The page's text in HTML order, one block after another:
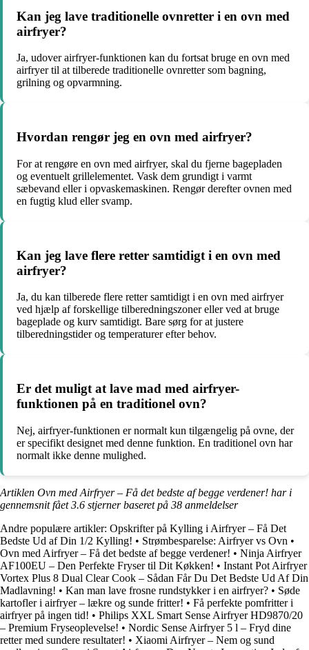
Kan jeg lave traditionelle ovnretter i en ovn med
airfryer?
Ja, udover airfryer-funktionen kan du fortsat bruge en ovn med
airfryer til at tilberede traditionelle ovnretter som bagning,
grilning og opvarmning.
Hvordan rengør jeg en ovn med airfryer?
For at rengøre en ovn med airfryer, skal du fjerne bagepladen
og eventuelt grillelementet. Vask dem grundigt i varmt
sæbevand eller i opvaskemaskinen. Rengør derefter ovnen med
en fugtig klud eller svamp.
Kan jeg lave flere retter samtidigt i en ovn med
airfryer?
Ja, du kan tilberede flere retter samtidigt i en ovn med airfryer
ved hjælp af forskellige tilberedningszoner eller ved at bruge
bageplade og kurv samtidigt. Bare sørg for at justere
tilberedningstider og temperaturer efter behov.
Er det muligt at lave mad med airfryer-
funktionen på en traditionel ovn?
Nej, airfryer-funktionen er normalt kun tilgængelig på ovne, der
er specifikt designet med denne funktion. En traditionel ovn har
normalt ikke denne mulighed.
Artiklen Ovn med Airfryer – Få det bedste af begge verdener! har i
gennemsnit fået3.6 stjerner baseret på 38 anmeldelser
Andre populære artikler: Opskrifter på Kylling i Airfryer – Få Det
Bedste Ud af Din 1/2 Kylling! • Strømbesparelse: Airfryer vs Ovn •
Ovn med Airfryer – Få det bedste af begge verdener! • Ninja Airfryer
AF100EU – Den Perfekte Fryser til Dit Køkken! • Instant Pot Airfryer
Vortex Plus 8 Dual Clear Cook – Sådan Får Du Det Bedste Ud Af Din
Madlavning! • Kan man lave frosne rundstykker i en airfryer? • Søde
kartofler i airfryer – lækre og sunde fritter! • Få perfekte pomfritter i
airfryer på ingen tid! • Philips XXL Smart Sense Airfryer HD9870/20
– Premium Fryseoplevelse! • Nordic Sense Airfryer 5 l – Fryd dine
retter med sundere resultater! • Xiaomi Airfryer – Nem og sund